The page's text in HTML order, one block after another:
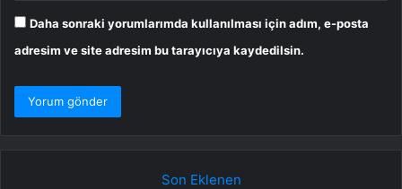
Daha sonraki yorumlarımda kullanılması için adım, e-posta
adresim ve site adresim bu tarayıcıya kaydedilsin.
Son Eklenen